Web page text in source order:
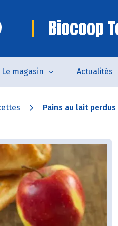
Biocoop
Le magasin Actualités
Pains au lait perdus